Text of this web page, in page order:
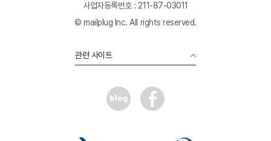
사업자등록번호 : 211-87-03011
© mailplug Inc. All rights reserved.
관련 사이트